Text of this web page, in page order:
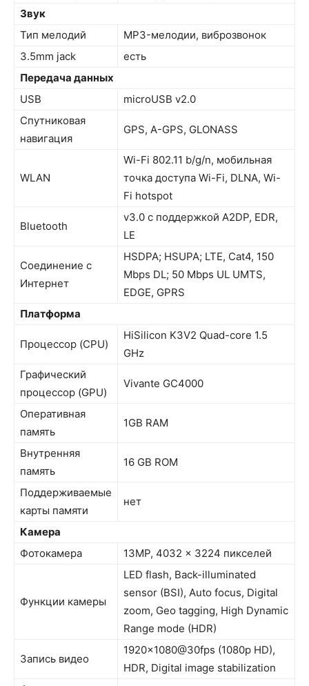
Звук
Тип мелодий
MP3-мелодии, виброзвонок
3.5mm jack
есть
Передача данных
USB
microUSB v2.0
Спутниковая
навигация
GPS, A-GPS, GLONASS
WLAN
Wi-Fi 802.11 b/g/n, мобильная
точка доступа Wi-Fi, DLNA, Wi-
Fi hotspot
Bluetooth
v3.0 с поддержкой A2DP, EDR,
LE
Соединение с
Интернет
HSDPA; HSUPA; LTE, Cat4, 150
Mbps DL; 50 Mbps UL UMTS,
EDGE, GPRS
Платформа
Процессор (CPU)
HiSilicon K3V2 Quad-core 1.5
GHz
Графический
процессор (GPU)
Vivante GC4000
Оперативная
память
1GB RAM
Внутренняя
память
16 GB ROM
Поддерживаемые
карты памяти
нет
Камера
Фотокамера
13MP, 4032 x 3224 пикселей
Функции камеры
LED flash, Back-illuminated
sensor (BSI), Auto focus, Digital
zoom, Geo tagging, High Dynamic
Range mode (HDR)
Запись видео
1920×1080@30fps (1080p HD),
HDR, Digital image stabilization